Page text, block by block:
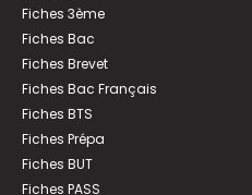
Fiches 3ème
Fiches Bac
Fiches Brevet
Fiches Bac Français
Fiches BTS
Fiches Prépa
Fiches BUT
Fiches PASS